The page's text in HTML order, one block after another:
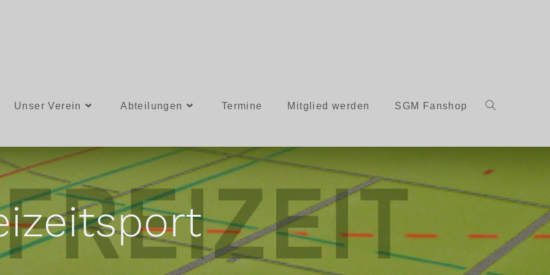
Unser Verein Abteilungen Termine Mitglied werden SGM Fanshop